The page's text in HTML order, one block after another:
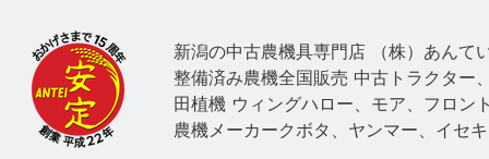
新潟の中古農機具専門店 （株）あんて
整備済み農機全国販売 中古トラクター
田植機 ウィングハロー、モア、フロン
農機メーカークボタ、ヤンマー、イセ